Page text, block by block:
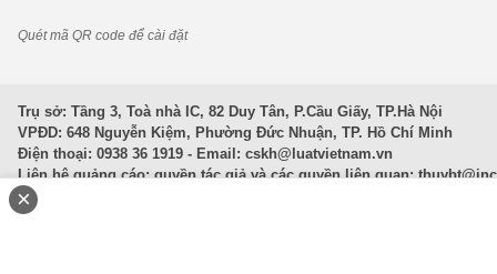
Quét mã QR code để cài đặt
Trụ sở: Tầng 3, Toà nhà IC, 82 Duy Tân, P.Cầu Giấy, TP.Hà Nội
VPĐD: 648 Nguyễn Kiệm, Phường Đức Nhuận, TP. Hồ Chí Minh
Điện thoại: 0938 36 1919 - Email: cskh@luatvietnam.vn
Liên hệ quảng cáo; quyền tác giả và các quyền liên quan:
Văn Bản Pháp Luật
×